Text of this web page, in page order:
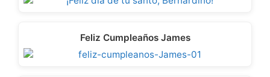
Feliz Cumpleaños James